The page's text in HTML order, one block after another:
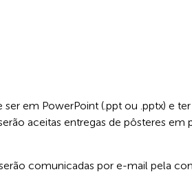
em PowerPoint (.ppt ou .pptx) e
aceitas entregas de pôsteres em
comunicadas por e-mail pela